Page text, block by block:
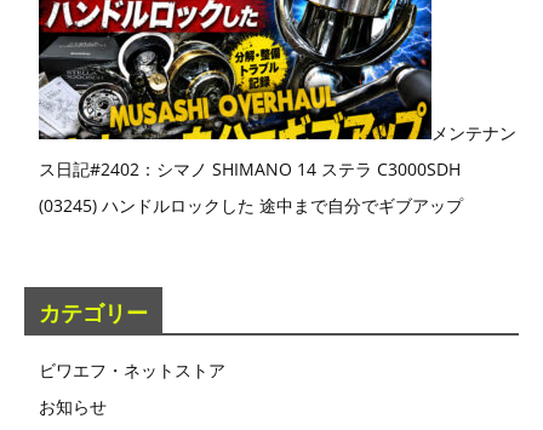
メンテナン
ス日記#2402：シマノ SHIMANO 14 ステラ C3000SDH
(03245) ハンドルロックした 途中まで自分でギブアップ
カテゴリー
ビワエフ・ネットストア
お知らせ